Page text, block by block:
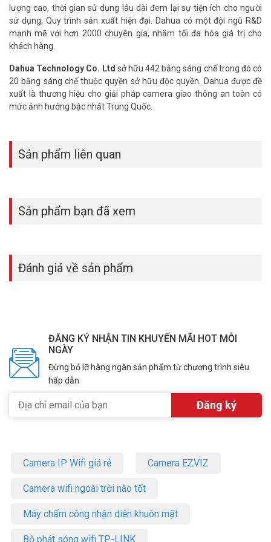
Camera quan sát DAHUAthương hiệu nổi tiếng bán chạy số 3 toàn
cầu hiện nay. Hiểu được thị hiếu yêu cầu này đưa ra sản
phẩm Camera IP WIFI Dahua DHI-A22P với nhiều ưu điểm như xoay
4 chiều, có micro và loa để đàm thoại 2 chiều, độ phân giải Full
HD1080P với giá thành hợp lí được khách hàng tin yêu.
Dòng camera thông minh thiết kế gọn nhẹ, thẩm mỹ là sự lựa chọn
hàng đầu cho gia đình, văn phòng, công ty, nhà thuốc tây.
>> Tham khảo thêm:Trọn bộ camera quan sát giá Siêu Tiết
II. HÌNH ẢNH SẢN PHẨM CAMERA IP KHÔNG DÂY DHI-
A22P THỰC TẾ
III. THÔNG TIN TIÊU CHUẨN LẮP ĐẶT TẠI VŨ
– Tiêu chuẩn theo gói được Vuhoangtelecom cung cấp hoặc khách
hàng lựa chọn (Chỉ sử dụng sản phẩm và vật tư chính hãng)
– Dịch vụ Bảo Hành: KHÔNG BẢO HÀNH TẬN NƠI. Chỉ bảo hành thiết
bị chính theo tiêu chuẩn nhà sản xuất tại hệ thống Vũ Hoàng trên
toàn quốc.
– Tặng PHIẾU DỊCH VỤ TIÊU CHUẨN: Được xử lý miễn phí tất cả các
lỗi kể cả do người sử dụng mà kỹ thuật không thể khắc phục từ xa
*Tiêu Chuẩn Về Dịch Vụ lắp đặt tại
Vuhoangtelecom
– Được tư vấn kỹ trước khi đưa ra phương án, giải pháp thi công lắp
cao.
lượng cao, thời gian sử dụng lâu dài đem lại sự tiện ích cho người
sử dụng, Quy trình sản xuất hiện đại. Dahua có một đội ngũ R&D
mạnh mẽ với hơn 2000 chuyên gia, nhằm tối đa hóa giá trị cho
khách hàng.
Dahua Technology Co. Ltd sở hữu 442 bằng sáng chế trong đó có
20 bằng sáng chế thuộc quyền sở hữu độc quyền. Dahua được đề
xuất là thương hiệu cho giải pháp camera giao thông an toàn có
mức ảnh hưởng bậc nhất Trung Quốc.
Sản phẩm liên quan
Sản phẩm bạn đã xem
Đánh giá về sản phẩm
ĐĂNG KÝ NHẬN TIN KHUYẾN MÃI HOT MỖI
NGÀY
Đừng bỏ lỡ hàng ngàn sản phẩm từ chương trình siêu
hấp dẫn
Camera IP Wifi giá rẻ Camera EZVIZ
Camera wifi ngoài trời nào tốt
Máy chấm công nhận diện khuôn mặt
Bộ phát sóng wifi TP-LINK